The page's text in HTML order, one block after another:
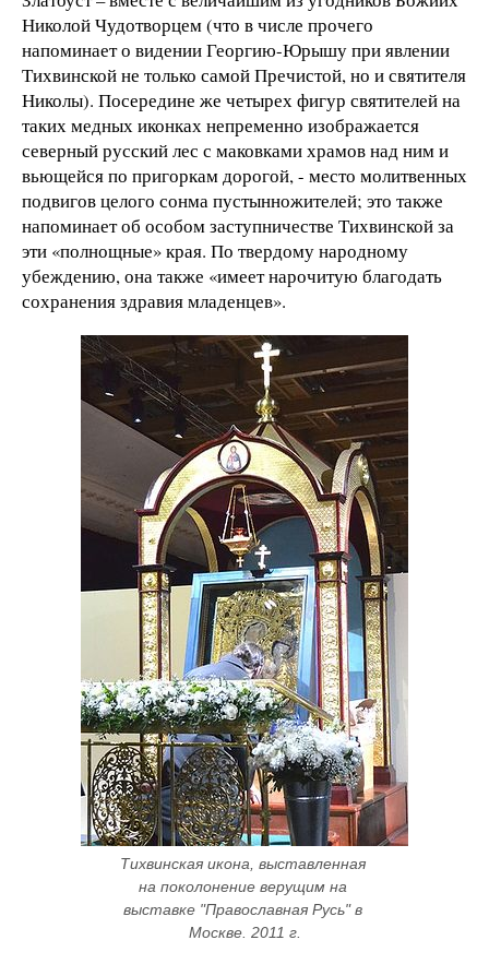
Николой Чудотворцем (что в числе прочего
напоминает о видении Георгию-Юрышу при явлении
Тихвинской не только самой Пречистой, но и святителя
Николы). Посередине же четырех фигур святителей на
таких медных иконках непременно изображается
северный русский лес с маковками храмов над ним и
вьющейся по пригоркам дорогой, - место молитвенных
подвигов целого сонма пустынножителей; это также
напоминает об особом заступничестве Тихвинской за
эти «полнощные» края. По твердому народному
убеждению, она также «имеет нарочитую благодать
сохранения здравия младенцев».
Тихвинская икона, выставленная
на поколонение верущим на
выставке "Православная Русь" в
Москве. 2011 г.